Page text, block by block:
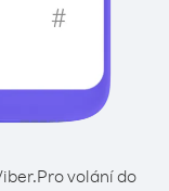
Pro volání do